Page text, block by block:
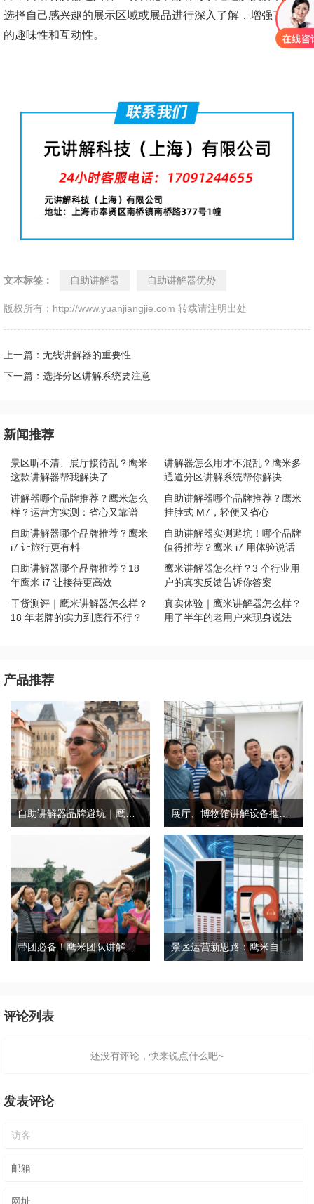
选择自己感兴趣的展示区域或展品进行深入了解，增强了游览
的趣味性和互动性。
文本标签： 自助讲解器 自助讲解器优势
版权所有：http://www.yuanjiangjie.com 转载请注明出处
上一篇：无线讲解器的重要性
下一篇：选择分区讲解系统要注意
新闻推荐
景区听不清、展厅接待乱？鹰米
这款讲解器帮我解决了
讲解器怎么用才不混乱？鹰米多
通道分区讲解系统帮你解决
讲解器哪个品牌推荐？鹰米怎么
样？运营方实测：省心又靠谱
自助讲解器哪个品牌推荐？鹰米
挂脖式 M7，轻便又省心
自助讲解器哪个品牌推荐？鹰米
i7 让旅行更有料
自助讲解器实测避坑！哪个品牌
值得推荐？鹰米 i7 用体验说话
自助讲解器哪个品牌推荐？18
年鹰米 i7 让接待更高效
鹰米讲解器怎么样？3 个行业用
户的真实反馈告诉你答案
干货测评｜鹰米讲解器怎么样？
18 年老牌的实力到底行不行？
真实体验｜鹰米讲解器怎么样？
用了半年的老用户来现身说法
产品推荐
自助讲解器品牌避坑｜鹰米自助讲解器，实测好用不踩雷 展厅、博物馆讲解设备推荐｜分区讲解系统，解决多团队接待核心痛点
带团必备！鹰米团队讲解器，防串音 + 易管理双在线
评论列表
还没有评论，快来说点什么吧~
发表评论